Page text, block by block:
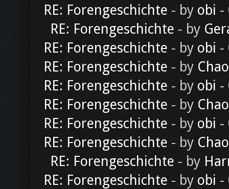
RE: Forengeschichte - by obi -
RE: Forengeschichte - by
RE: Forengeschichte - by obi -
RE: Forengeschichte - by
RE: Forengeschichte - by obi -
RE: Forengeschichte - by
RE: Forengeschichte - by obi -
RE: Forengeschichte - by
RE: Forengeschichte - by
RE: Forengeschichte - by obi -